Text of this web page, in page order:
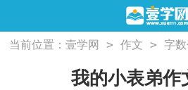
当前位置：壹学网 > 作文 > 字
小表弟作文100字
我的小表弟作